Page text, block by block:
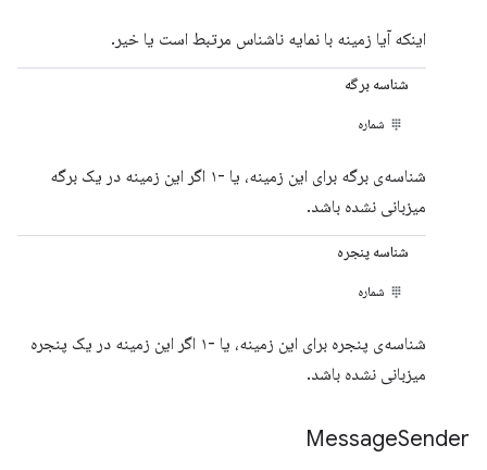
اینکه آیا زمینه با نمایه ناشناس مرتبط است یا خیر.
شناسه برگه
شماره
شناسه‌ی برگه برای این زمینه، یا -۱ اگر این زمینه در یک برگه
میزبانی نشده باشد.
شناسه پنجره
شماره
شناسه‌ی پنجره برای این زمینه، یا -۱ اگر این زمینه در یک پنجره
میزبانی نشده باشد.
MessageSender